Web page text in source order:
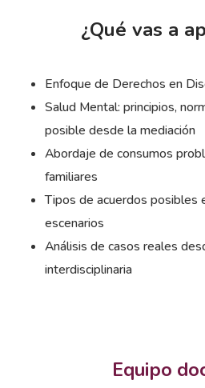
¿Qué vas a
Enfoque de Derechos en
Salud Mental: principios,
posible desde la mediación
Abordaje de consumos
familiares
Tipos de acuerdos posibles
escenarios
Análisis de casos reales
interdisciplinaria
Equipo